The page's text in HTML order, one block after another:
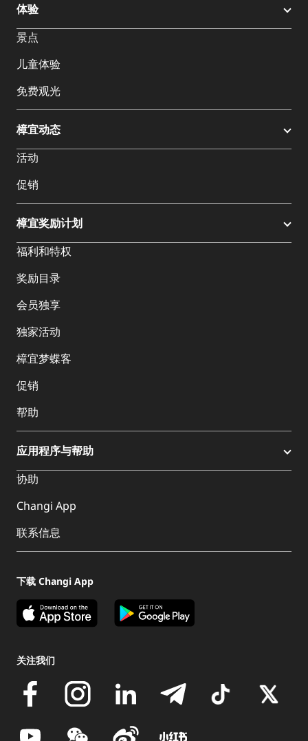
体验
景点
儿童体验
免费观光
樟宜动态
活动
促销
樟宜奖励计划
福利和特权
奖励目录
会员独享
独家活动
樟宜梦蝶客
促销
帮助
应用程序与帮助
协助
Changi App
联系信息
下载 Changi App
关注我们